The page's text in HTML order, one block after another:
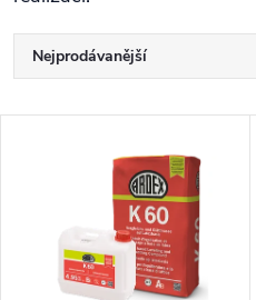
Řazení produktů
Nejprodávanější